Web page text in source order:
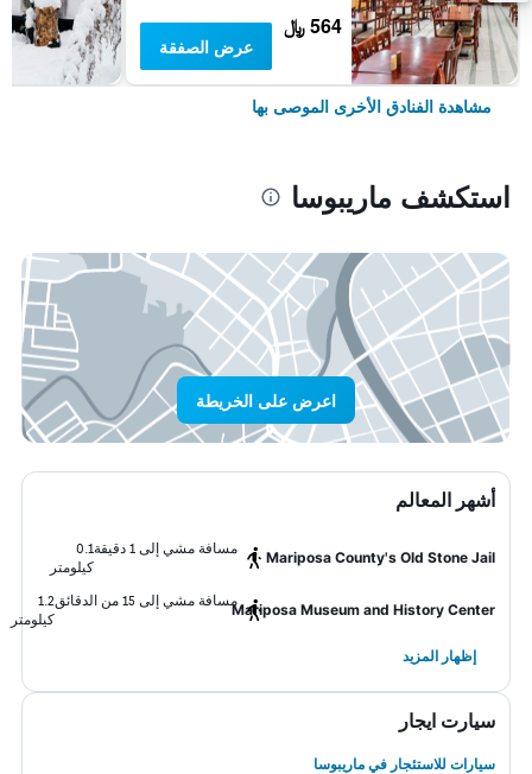
564 ﷼
عرض الصفقة
مشاهدة الفنادق الأخرى الموصى بها
استكشف ماريبوسا
اعرض على الخريطة
أشهر المعالم
Mariposa County's Old Stone Jail
مسافة مشي إلى 1 دقيقة
0.1
كيلومتر
Mariposa Museum and History Center
مسافة مشي إلى 15 من الدقائق
1.2
كيلومتر
إظهار المزيد
سيارت ايجار
سيارات للاستئجار في ماريبوسا